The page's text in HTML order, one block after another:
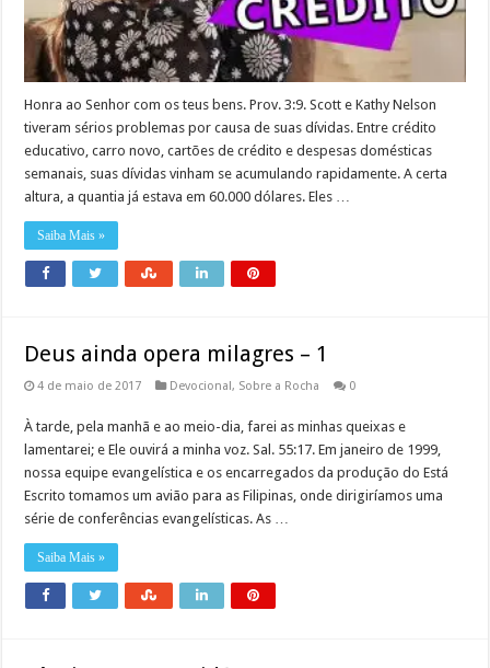
Honra ao Senhor com os teus bens. Prov. 3:9. Scott e Kathy Nelson
tiveram sérios problemas por causa de suas dívidas. Entre crédito
educativo, carro novo, cartões de crédito e despesas domésticas
semanais, suas dívidas vinham se acumulando rapidamente. A certa
altura, a quantia já estava em 60.000 dólares. Eles …
Saiba Mais »
Deus ainda opera milagres – 1
4 de maio de 2017 Devocional, Sobre a Rocha 0
À tarde, pela manhã e ao meio-dia, farei as minhas queixas e
lamentarei; e Ele ouvirá a minha voz. Sal. 55:17. Em janeiro de 1999,
nossa equipe evangelística e os encarregados da produção do Está
Escrito tomamos um avião para as Filipinas, onde dirigiríamos uma
série de conferências evangelísticas. As …
Saiba Mais »